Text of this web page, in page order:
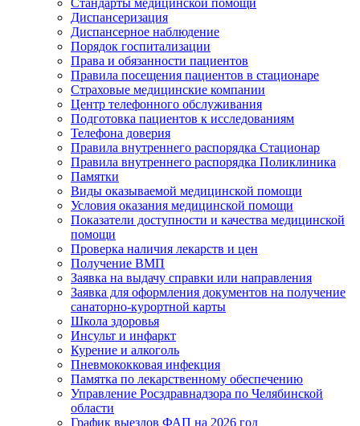
Диспансеризация
Диспансерное наблюдение
Порядок госпитализации
Права и обязанности пациентов
Правила посещения пациентов в стационаре
Страховые медицинские компании
Центр телефонного обслуживания
Подготовка пациентов к исследованиям
Телефона доверия
Правила внутреннего распорядка Стационар
Правила внутреннего распорядка Поликлиника
Памятки
Виды оказываемой медицинской помощи
Условия оказания медицинской помощи
Показатели доступности и качества медицинской
помощи
Проверка наличия лекарств и цен
Получение ВМП
Заявка на выдачу справки или направления
Заявка для оформления документов на получение
санаторно-курортной карты
Школа здоровья
Инсульт и инфаркт
Курение и алкоголь
Пневмококковая инфекция
Памятка по лекарственному обеспечению
Управление Росздравнадзора по Челябинской
области
График выездов ФАП на 2026 год